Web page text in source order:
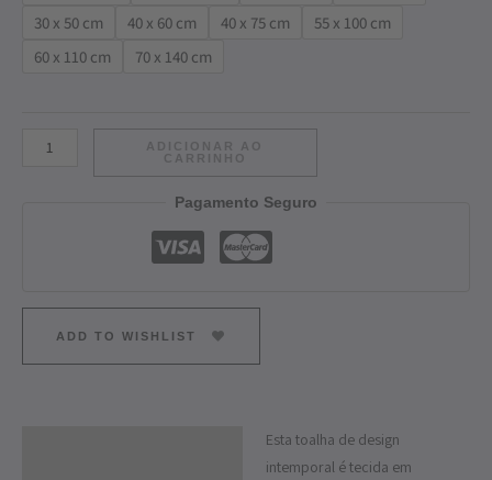
30 x 50 cm
40 x 60 cm 40 x 75 cm
55 x 100 cm
60 x 110 cm
70 x 140 cm
ADICIONAR AO
CARRINHO
Pagamento Seguro
ADD TO WISHLIST
Esta toalha de design
intemporal é tecida em